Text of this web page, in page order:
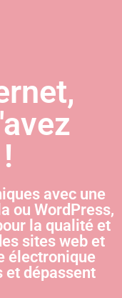
avec une
ou WordPress,
la qualité et
sites web et
électronique
et dépassent